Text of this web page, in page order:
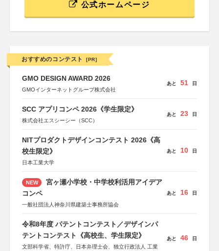
公式ホームページ
おすすめのコンテスト [PR]
GMO DESIGN AWARD 2026
GMOインターネットグループ株式会社
あと 51 日
SCC アプリコンペ 2026《学生限定》
株式会社エスシーシー（SCC）
あと 23 日
NITプロダクトデザインコンテスト 2026《高
校生限定》
日本工業大学
あと 10 日
NEW
宮ヶ瀬小学校・中学校利活用アイデア
コンペ
一般社団法人神奈川県建築士事務所協会
あと 16 日
令和8年度 パテントコンテスト／デザインパ
テントコンテスト《高校生、学生限定》
文部科学省、特許庁、日本弁理士会、独立行政法人 工業
あと 46 日